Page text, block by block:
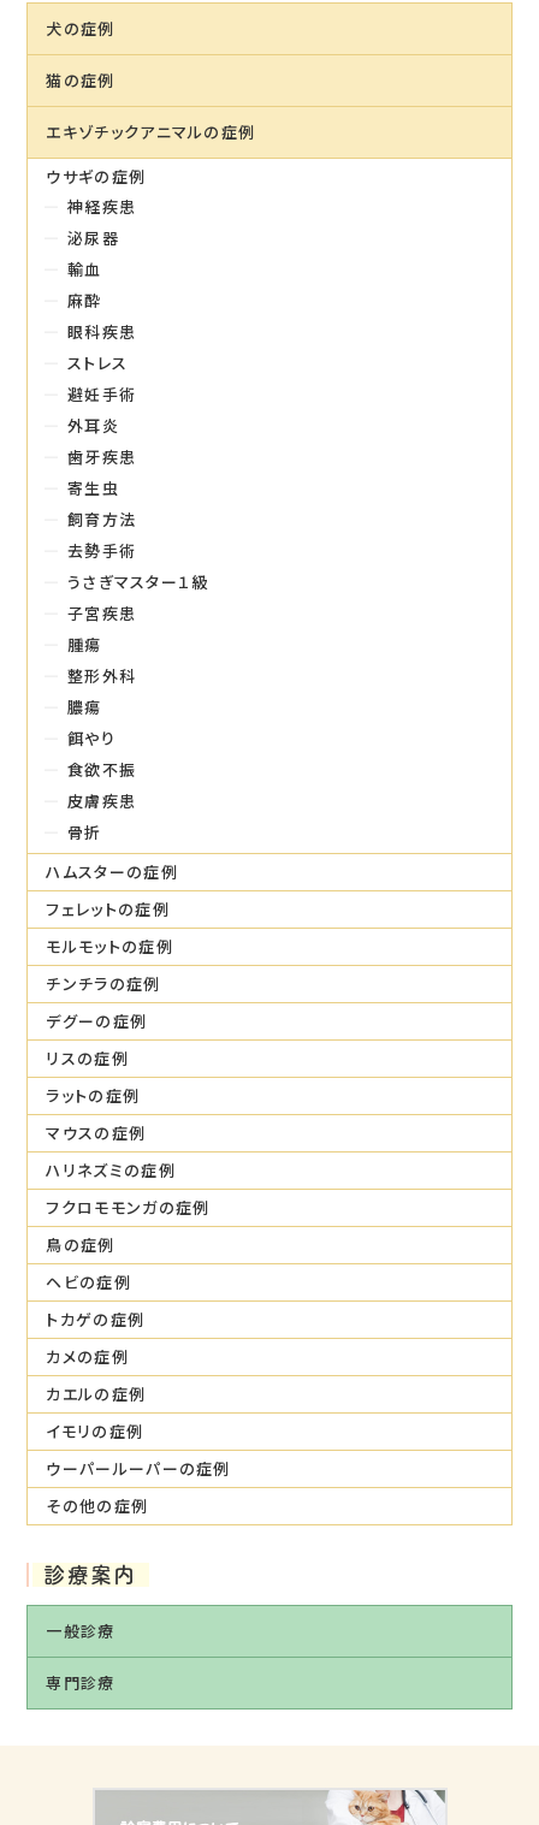
犬の症例
猫の症例
エキゾチックアニマルの症例
ウサギの症例
神経疾患
泌尿器
輸血
麻酔
眼科疾患
ストレス
避妊手術
外耳炎
歯牙疾患
寄生虫
飼育方法
去勢手術
うさぎマスター１級
子宮疾患
腫瘍
整形外科
膿瘍
餌やり
食欲不振
皮膚疾患
骨折
ハムスターの症例
フェレットの症例
モルモットの症例
チンチラの症例
デグーの症例
リスの症例
ラットの症例
マウスの症例
ハリネズミの症例
フクロモモンガの症例
鳥の症例
ヘビの症例
トカゲの症例
カメの症例
カエルの症例
イモリの症例
ウーパールーパーの症例
その他の症例
診療案内
一般診療
専門診療